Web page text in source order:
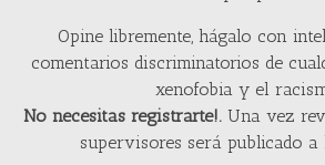
Opine libremente, hágalo con
comentarios discriminatorios de
xenofobia y el
No necesitas registrarte!.Una vez
supervisores será publicado a